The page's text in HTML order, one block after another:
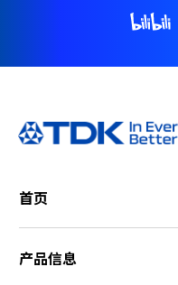
首页
产品信息